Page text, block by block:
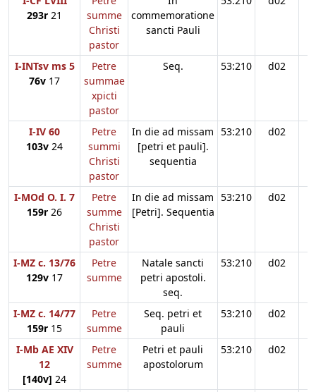
293r 21
summe
Christi
pastor
commemoratione
sancti Pauli
I-INTsv ms 5
76v 17
Petre
summae
xpicti
pastor
Seq. 53:210 d02
I-IV 60
103v 24
Petre
summi
Christi
pastor
In die ad missam
[petri et pauli].
sequentia
53:210 d02
I-MOd O. I. 7
159r 26
Petre
summe
Christi
pastor
In die ad missam
[Petri]. Sequentia
53:210 d02
I-MZ c. 13/76
129v 17
Petre
summe
Natale sancti
petri apostoli.
seq.
53:210 d02
I-MZ c. 14/77
159r 15
Petre
summe
Seq. petri et
pauli
53:210 d02
I-Mb AE XIV
12
[140v] 24
Petre
summe
Petri et pauli
apostolorum
53:210 d02